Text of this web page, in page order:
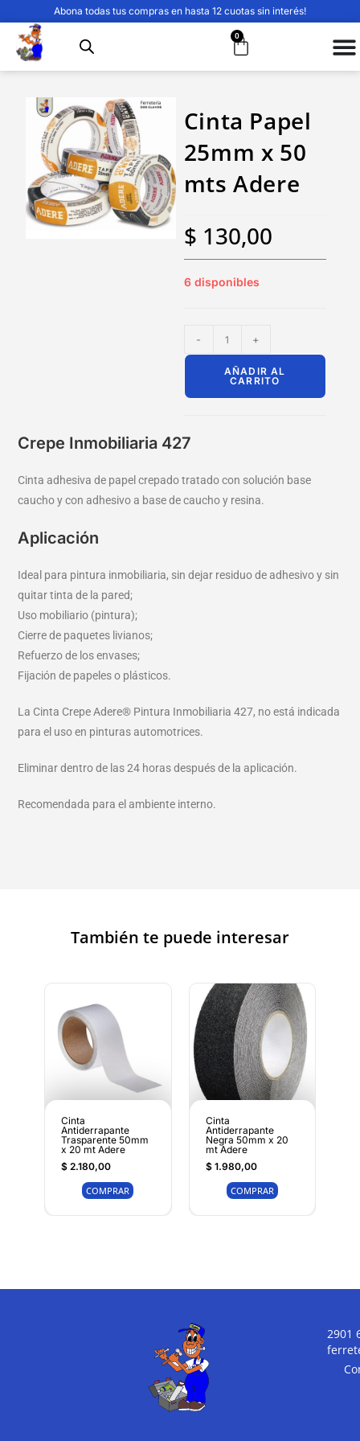
Abona todas tus compras en hasta 12 cuotas sin interés!
0
Cinta Papel
25mm x 50
mts Adere
$ 130,00
6 disponibles
- +
AÑADIR AL
CARRITO
Crepe Inmobiliaria 427
Cinta adhesiva de papel crepado tratado con solución base
caucho y con adhesivo a base de caucho y resina.
Aplicación
Ideal para pintura inmobiliaria, sin dejar residuo de adhesivo y sin
quitar tinta de la pared;
Uso mobiliario (pintura);
Cierre de paquetes livianos;
Refuerzo de los envases;
Fijación de papeles o plásticos.
La Cinta Crepe Adere® Pintura Inmobiliaria 427, no está indicada
para el uso en pinturas automotrices.
Eliminar dentro de las 24 horas después de la aplicación.
Recomendada para el ambiente interno.
También te puede interesar
Cinta
Antiderrapante
Trasparente 50mm
x 20 mt Adere
$2.180,00
COMPRAR
Cinta
Antiderrapante
Negra 50mm x 20
mt Adere
$1.980,00
COMPRAR
2901